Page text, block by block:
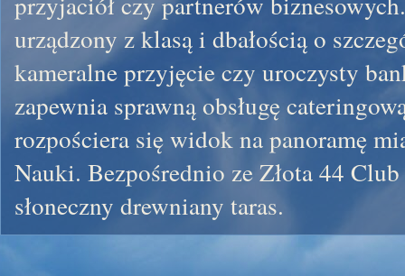
urządzony z klasą i dbałością o
kameralne przyjęcie czy uroczysty
zapewnia sprawną obsługę
rozpościera się widok na panoramę
Nauki. Bezpośrednio ze Złota 44
słoneczny drewniany taras.